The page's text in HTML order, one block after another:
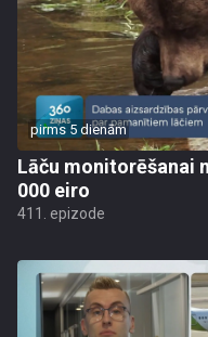
pirms 5 dienām
Lāču monitorēšanai
000 eiro
411. epizode